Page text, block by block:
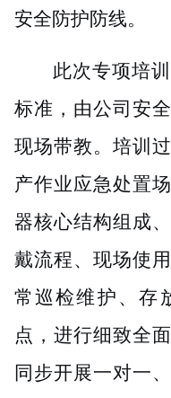
安全防护防线。
此次专项培
标准，由公司安
现场带教。培训
产作业应急处置
器核心结构组成
戴流程、现场使
常巡检维护、存
点，进行细致全
同步开展一对一